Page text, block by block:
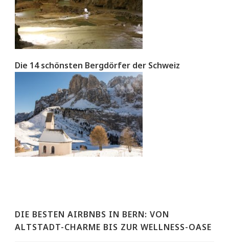
Die 14 schönsten Bergdörfer der Schweiz
DIE BESTEN AIRBNBS IN BERN: VON
ALTSTADT-CHARME BIS ZUR WELLNESS-OASE